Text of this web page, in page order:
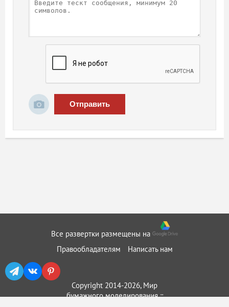
Отправить
Все развертки размещены на
Правообладателям
Написать нам
Copyright 2014-2026, Мир
бумажного моделирования ::